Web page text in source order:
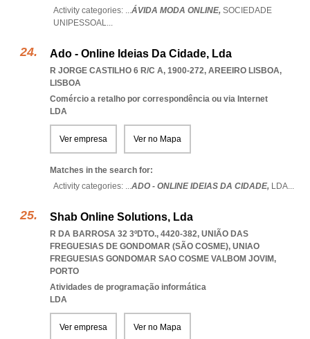
Activity categories: ...ÁVIDA MODA ONLINE, SOCIEDADE
UNIPESSOAL...
Ado - Online Ideias Da Cidade, Lda
R JORGE CASTILHO 6 R/C A, 1900-272, AREEIRO LISBOA,
LISBOA
Comércio a retalho por correspondência ou via Internet
LDA
Ver empresa Ver no Mapa
Matches in the search for:
Activity categories: ...ADO - ONLINE IDEIAS DA CIDADE, LDA...
Shab Online Solutions, Lda
R DA BARROSA 32 3ºDTO., 4420-382, UNIÃO DAS
FREGUESIAS DE GONDOMAR (SÃO COSME), UNIAO
FREGUESIAS GONDOMAR SAO COSME VALBOM JOVIM,
PORTO
Atividades de programação informática
LDA
Ver empresa Ver no Mapa